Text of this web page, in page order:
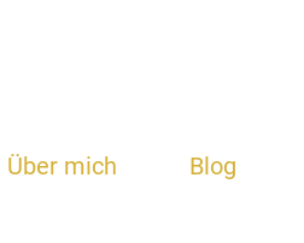
Über mich Blog